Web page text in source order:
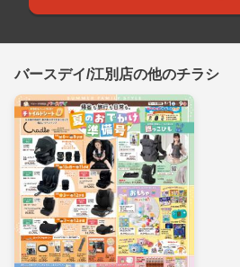
バースデイ/江別店の他のチラシ